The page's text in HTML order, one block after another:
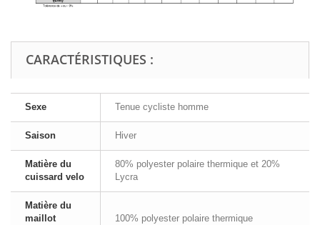
CARACTÉRISTIQUES :
Sexe Tenue cycliste homme
Saison Hiver
Matière du
cuissard velo
80% polyester polaire thermique et 20%
Lycra
Matière du
maillot
100% polyester polaire thermique